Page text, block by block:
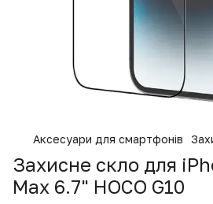
Аксесуари для смартфонів
Захисне скло для
Max 6.7" HOCO G10